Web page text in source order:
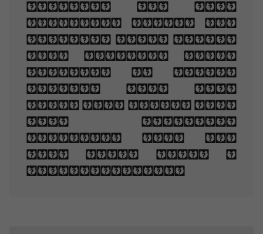
sorrows of your
changing face. And
bending down beside
the glowing bars,
Murmur, a little
sadly, how Love
fled And paced upon
the mountains
overhead And hid
his face amid a
crowd of stars.